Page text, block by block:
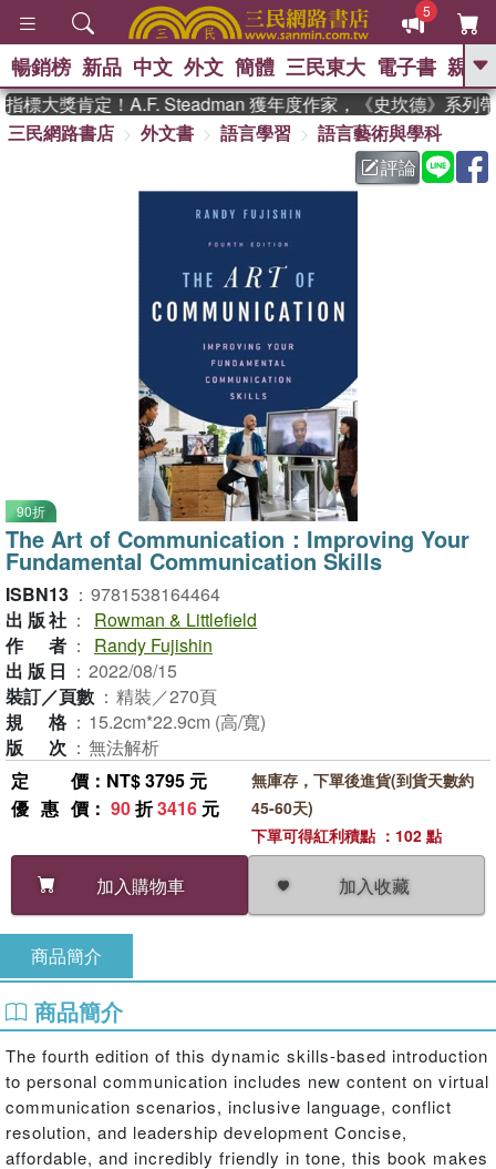
5
GO
熱搜： 東野圭吾 、 高希均教授回憶錄
父親節 、 花開錦
方念華 、 台灣的
李登輝時代 、
、
群喵 、 臺灣漫遊錄
暢銷榜 新品 中文 外文 簡體 三民東大 電子書 親子
標大獎肯定！A.F. Steadman 獲年度作家，《史坎德》系列帶
三民網路書店
外文書 語言學習
語言藝術與學科
評論
90折
The Art of Communication：Improving Your
Fundamental Communication Skills
ISBN13 ： 9781538164464
出版社 ：
Rowman & Littlefield
作者 ：
Randy Fujishin
出版日 ： 2022/08/15
裝訂／頁數 ： 精裝／270頁
規格 ： 15.2cm*22.9cm (高/寬)
版次 ： 無法解析
定價 ：NT$ 3795 元
優惠價 ： 90折3416 元
加入購物車 加入收藏
無庫存，下單後進貨(到貨天數約
45-60天)
下單可得紅利積點 ：102 點
商品簡介
商品簡介
The fourth edition of this dynamic skills-based introduction
to personal communication includes new content on virtual
communication scenarios, inclusive language, conflict
resolution, and leadership development Concise,
affordable, and incredibly friendly in tone, this book makes